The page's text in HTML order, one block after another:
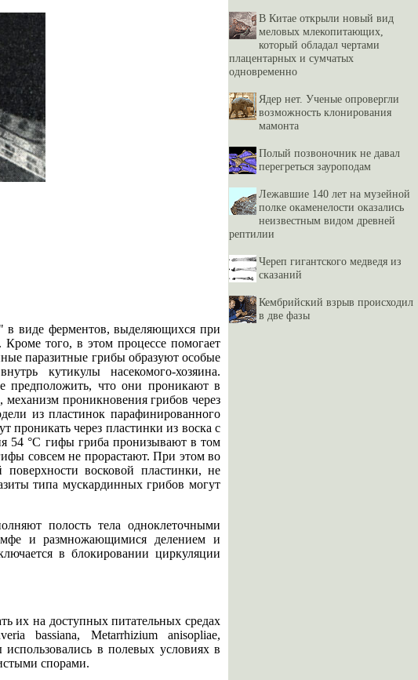
в виде ферментов, выделяющихся при
того, в этом процессе помогает
паразитные грибы образуют особые
кутикулы насекомого-хозяина.
предположить, что они проникают в
механизм проникновения грибов через
из пластинок парафинированного
проникать через пластинки из воска с
54 °С гифы гриба пронизывают в том
совсем не прорастают. При этом во
восковой пластинки, не
типа мускардинных грибов могут
полость тела одноклеточными
и размножающимися делением и
в блокировании циркуляции
их на доступных питательных средах
bassiana, Меtarrhizium anisopliae,
в полевых условиях в
спорами.
В Китае открыли новый вид
меловых млекопитающих,
который обладал чертами
плацентарных и сумчатых
одновременно
Ядер нет. Ученые опровергли
возможность клонирования
мамонта
Полый позвоночник не давал
перегреться зауроподам
Лежавшие 140 лет на музейной
полке окаменелости оказались
неизвестным видом древней
рептилии
Череп гигантского медведя из
сказаний
Кембрийский взрыв происходил
в две фазы